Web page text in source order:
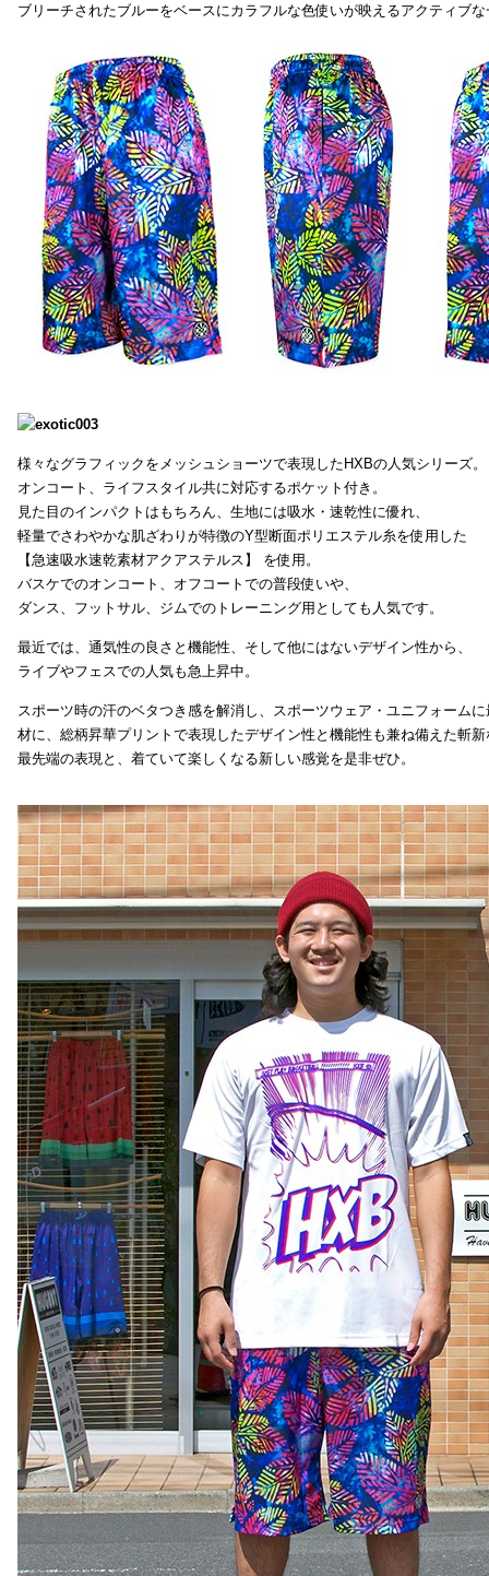
ブリーチされたブルーをベースにカラフルな色使いが映えるアクティブ
様々なグラフィックをメッシュショーツで表現したHXBの人気シリーズ。
オンコート、ライフスタイル共に対応するポケット付き。
見た目のインパクトはもちろん、生地には吸水・速乾性に優れ、
軽量でさわやかな肌ざわりが特徴のY型断面ポリエステル糸を使用した
【急速吸水速乾素材アクアステルス】 を使用。
バスケでのオンコート、オフコートでの普段使いや、
ダンス、フットサル、ジムでのトレーニング用としても人気です。
最近では、通気性の良さと機能性、そして他にはないデザイン性から、
ライブやフェスでの人気も急上昇中。
スポーツ時の汗のベタつき感を解消し、スポーツウェア・ユニフォーム
材に、総柄昇華プリントで表現したデザイン性と機能性も兼ね備えた斬
最先端の表現と、着ていて楽しくなる新しい感覚を是非ぜひ。